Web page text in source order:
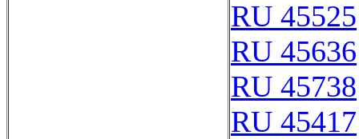
RU 45525
RU 45636
RU 45738
RU 45417